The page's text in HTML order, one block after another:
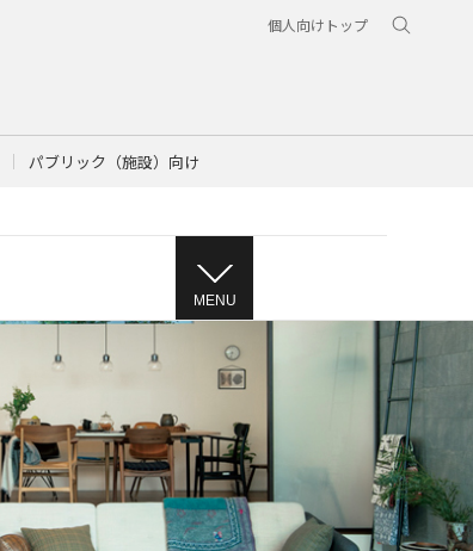
個人向けトップ
パブリック（施設）向け
MENU